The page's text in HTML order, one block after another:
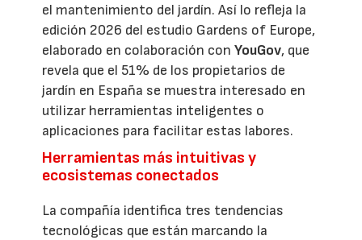
el mantenimiento del jardín. Así lo refleja la
edición 2026 del estudio Gardens of Europe,
elaborado en colaboración conYouGov, que
revela que el 51% de los propietarios de
jardín en España se muestra interesado en
utilizar herramientas inteligentes o
aplicaciones para facilitar estas labores.
Herramientas más intuitivas y
ecosistemas conectados
La compañía identifica tres tendencias
tecnológicas que están marcando la